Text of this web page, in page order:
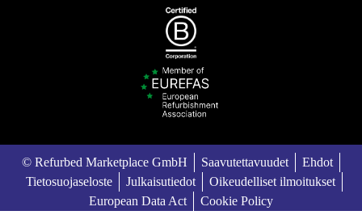
© Refurbed Marketplace GmbH Saavutettavuudet
Ehdot
Tietosuojaseloste
Julkaisutiedot
Oikeudelliset ilmoitukset
European Data Act
Cookie Policy